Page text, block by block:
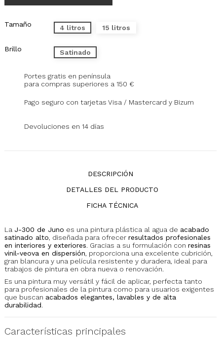
Tamaño 4 litros 15 litros
Brillo Satinado
Portes gratis en península
para compras superiores a 150 €
Pago seguro con tarjetas Visa / Mastercard y Bizum
Devoluciones en 14 días
DESCRIPCIÓN
DETALLES DEL PRODUCTO
FICHA TÉCNICA
La J-300 de Juno es una pintura plástica al agua de acabado
satinado alto, diseñada para ofrecer resultados profesionales
en interiores y exteriores. Gracias a su formulación con resinas
vinil-veova en dispersión, proporciona una excelente cubrición,
gran blancura y una película resistente y duradera, ideal para
trabajos de pintura en obra nueva o renovación.
Es una pintura muy versátil y fácil de aplicar, perfecta tanto
para profesionales de la pintura como para usuarios exigentes
que buscan acabados elegantes, lavables y de alta
durabilidad.
Características principales